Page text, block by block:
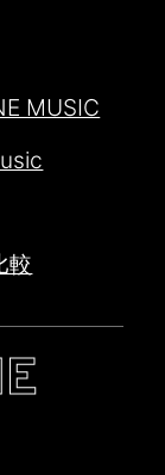
MUSIC
較